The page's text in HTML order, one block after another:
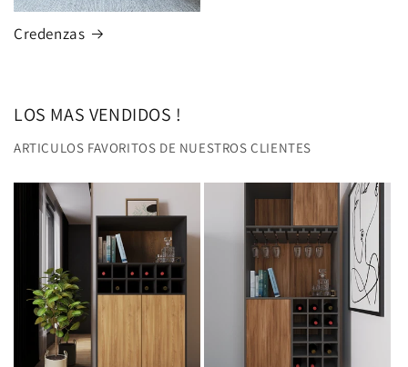
Credenzas
LOS MAS VENDIDOS !
ARTICULOS FAVORITOS DE NUESTROS CLIENTES